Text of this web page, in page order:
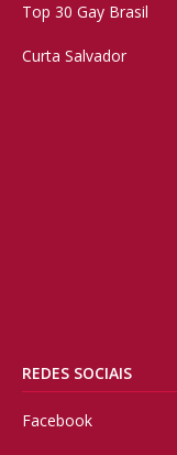
Top 30 Gay Brasil
Curta Salvador
REDES SOCIAIS
Facebook